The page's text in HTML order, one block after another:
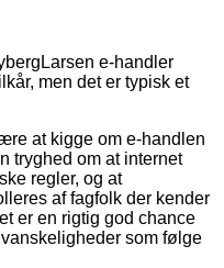
e-handler
men det er typisk et
at kigge om e-handlen
tryghed om at internet
regler, og at
af fagfolk der kender
er en rigtig god chance
som følge